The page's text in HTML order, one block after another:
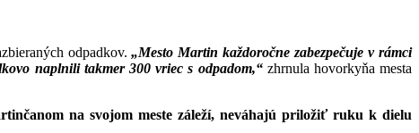
odpadkov.„Mesto Martinkaždoročne zabezpečuje v rámci
naplnili takmer 300 vriec s odpadom,“zhrnula hovorkyňa mesta
na svojom meste záleží, neváhajú priložiť ruku k dielu